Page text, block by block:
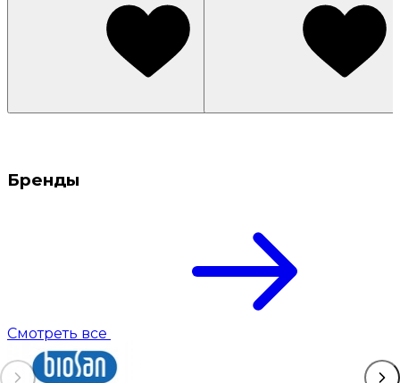
Бренды
Смотреть все